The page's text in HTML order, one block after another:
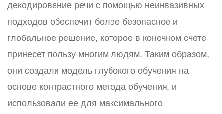
декодирование речи с помощью неинвазивных
подходов обеспечит более безопасное и
глобальное решение, которое в конечном счете
принесет пользу многим людям. Таким образом,
они создали модель глубокого обучения на
основе контрастного метода обучения, и
использовали ее для максимального